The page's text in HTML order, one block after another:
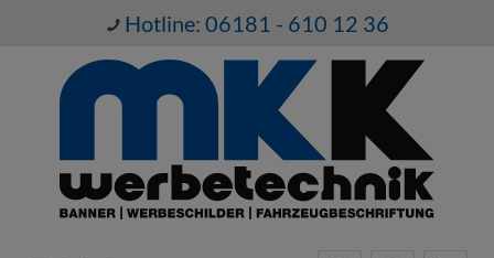
Hotline: 06181 - 610 12 36